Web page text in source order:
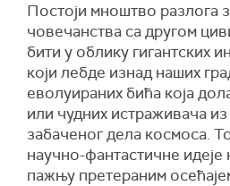
Постоји мноштво разлога
човечанства са другом
бити у облику гигантских
који лебде изнад наших
еволуираних бића која
или чудних истраживача
забаченог дела космоса.
научно-фантастичне
пажњу претераним